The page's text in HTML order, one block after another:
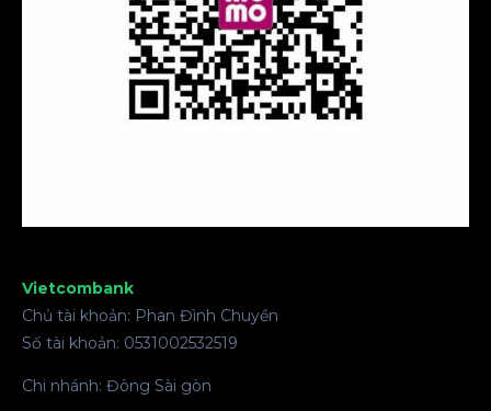
Vietcombank
Chủ tài khoản: Phan Đình Chuyền
Số tài khoản: 0531002532519
Chi nhánh: Đông Sài gòn